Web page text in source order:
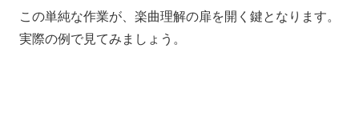
この単純な作業が、楽曲理解の扉を開く鍵となります。
実際の例で見てみましょう。